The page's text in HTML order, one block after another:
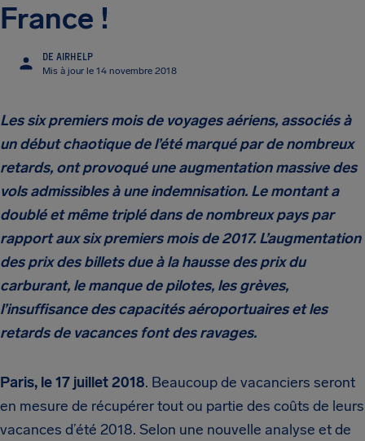
France !
DE AIRHELP
Mis à jour le 14 novembre 2018
Les six premiers mois de voyages aériens, associés à
un début chaotique de l’été marqué par de nombreux
retards, ont provoqué une augmentation massive des
vols admissibles à une indemnisation. Le montant a
doublé et même triplé dans de nombreux pays par
rapport aux six premiers mois de 2017. L’augmentation
des prix des billets due à la hausse des prix du
carburant, le manque de pilotes, les grèves,
l’insuffisance des capacités aéroportuaires et les
retards de vacances font des ravages.
Paris, le 17 juillet 2018. Beaucoup de vacanciers seront
en mesure de récupérer tout ou partie des coûts de leurs
vacances d’été 2018. Selon une nouvelle analyse et de